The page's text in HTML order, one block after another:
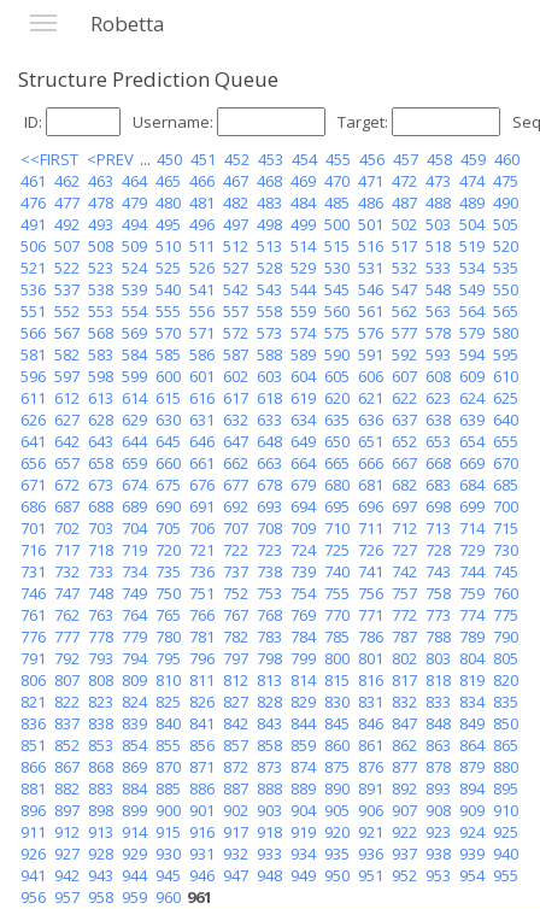
Robetta
Structure Prediction Queue
ID: Username: Target:
<<FIRST <PREV ... 450 451 452 453 454 455 456 457 458 459 460
461 462 463 464 465 466 467 468 469 470 471 472 473 474 475
476 477 478 479 480 481 482 483 484 485 486 487 488 489 490
491 492 493 494 495 496 497 498 499 500 501 502 503 504 505
506 507 508 509 510 511 512 513 514 515 516 517 518 519 520
521 522 523 524 525 526 527 528 529 530 531 532 533 534 535
536 537 538 539 540 541 542 543 544 545 546 547 548 549 550
551 552 553 554 555 556 557 558 559 560 561 562 563 564 565
566 567 568 569 570 571 572 573 574 575 576 577 578 579 580
581 582 583 584 585 586 587 588 589 590 591 592 593 594 595
596 597 598 599 600 601 602 603 604 605 606 607 608 609 610
611 612 613 614 615 616 617 618 619 620 621 622 623 624 625
626 627 628 629 630 631 632 633 634 635 636 637 638 639 640
641 642 643 644 645 646 647 648 649 650 651 652 653 654 655
656 657 658 659 660 661 662 663 664 665 666 667 668 669 670
671 672 673 674 675 676 677 678 679 680 681 682 683 684 685
686 687 688 689 690 691 692 693 694 695 696 697 698 699 700
701 702 703 704 705 706 707 708 709 710 711 712 713 714 715
716 717 718 719 720 721 722 723 724 725 726 727 728 729 730
731 732 733 734 735 736 737 738 739 740 741 742 743 744 745
746 747 748 749 750 751 752 753 754 755 756 757 758 759 760
761 762 763 764 765 766 767 768 769 770 771 772 773 774 775
776 777 778 779 780 781 782 783 784 785 786 787 788 789 790
791 792 793 794 795 796 797 798 799 800 801 802 803 804 805
806 807 808 809 810 811 812 813 814 815 816 817 818 819 820
821 822 823 824 825 826 827 828 829 830 831 832 833 834 835
836 837 838 839 840 841 842 843 844 845 846 847 848 849 850
851 852 853 854 855 856 857 858 859 860 861 862 863 864 865
866 867 868 869 870 871 872 873 874 875 876 877 878 879 880
881 882 883 884 885 886 887 888 889 890 891 892 893 894 895
896 897 898 899 900 901 902 903 904 905 906 907 908 909 910
911 912 913 914 915 916 917 918 919 920 921 922 923 924 925
926 927 928 929 930 931 932 933 934 935 936 937 938 939 940
941 942 943 944 945 946 947 948 949 950 951 952 953 954 955
956 957 958 959 960 961